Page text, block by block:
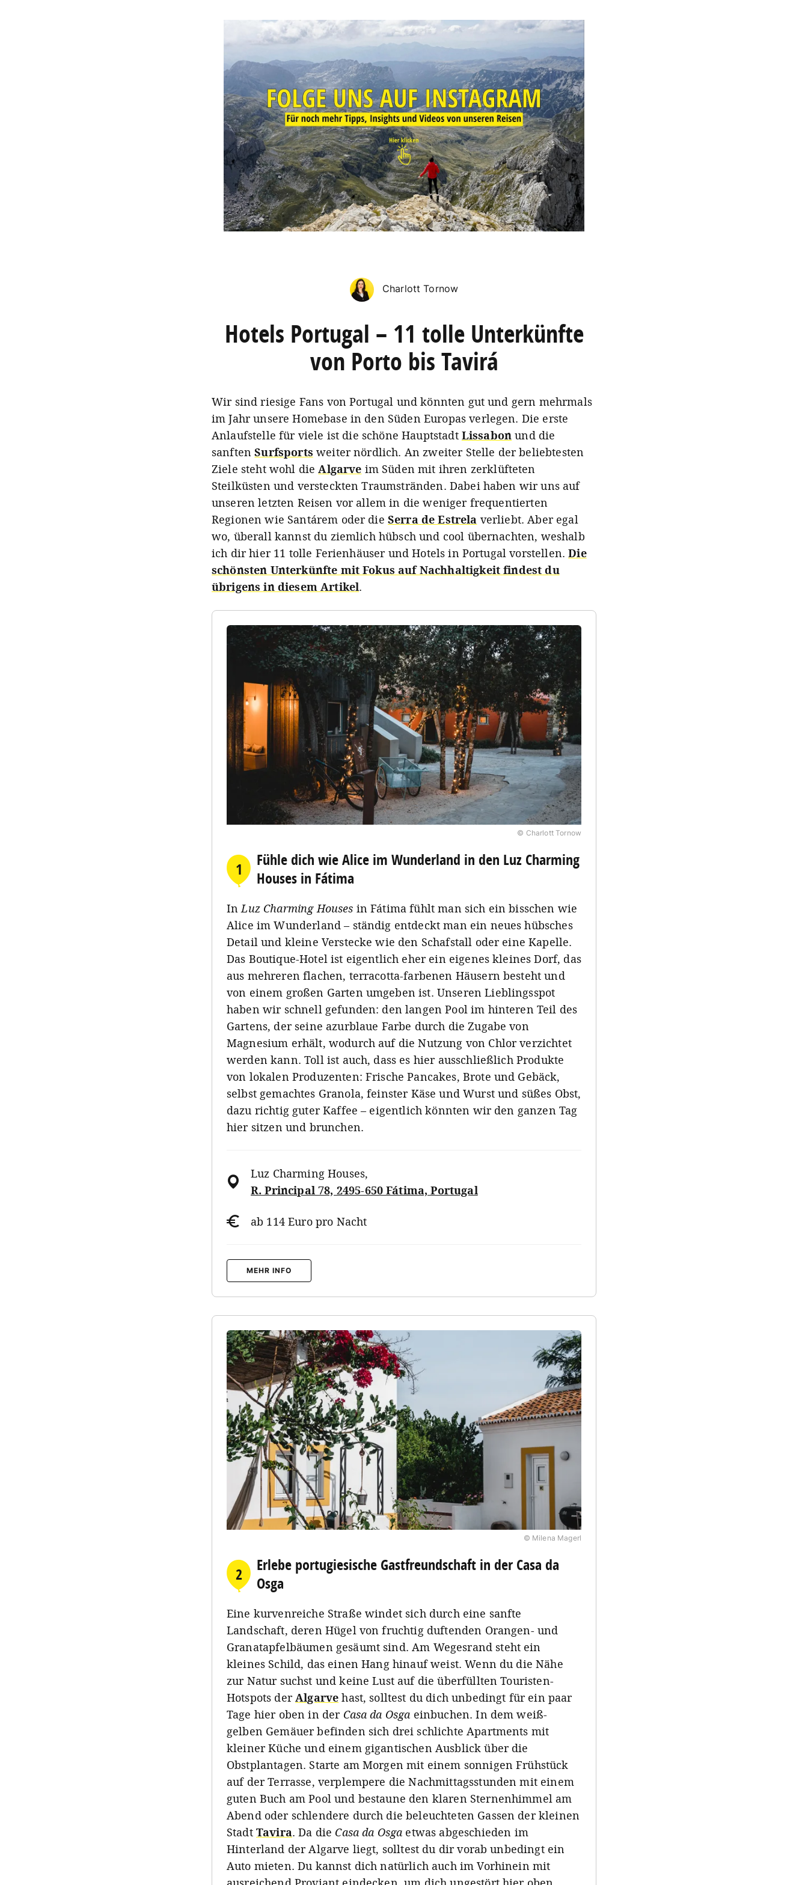
Charlott Tornow
Hotels Portugal – 11 tolle Unterkünfte
von Porto bis Tavirá
Wir sind riesige Fans von Portugal und könnten gut und gern mehrmals
im Jahr unsere Homebase in den Süden Europas verlegen. Die erste
Anlaufstelle für viele ist die schöne Hauptstadt Lissabon und die
sanftenSurfsports weiter nördlich. An zweiter Stelle der beliebtesten
Ziele steht wohl dieAlgarve im Süden mit ihren zerklüfteten
Steilküsten und versteckten Traumstränden. Dabei haben wir uns auf
unseren letzten Reisen vor allem in die weniger frequentierten
Regionen wie Santárem oder die Serra de Estrela verliebt. Aber egal
wo, überall kannst du ziemlich hübsch und cool übernachten, weshalb
ich dir hier 11 tolle Ferienhäuser und Hotels in Portugal vorstellen.Die
schönsten Unterkünfte mit Fokus auf Nachhaltigkeit findest du
übrigens in diesem Artikel.
© Charlott Tornow
1
Fühle dich wie Alice im Wunderland in den Luz Charming
Houses in Fátima
InLuz Charming Houses in Fátima fühlt man sich ein bisschen wie
Alice im Wunderland – ständig entdeckt man ein neues hübsches
Detail und kleine Verstecke wie den Schafstall oder eine Kapelle.
Das Boutique-Hotel ist eigentlich eher ein eigenes kleines Dorf, das
aus mehreren flachen, terracotta-farbenen Häusern besteht und
von einem großen Garten umgeben ist. Unseren Lieblingsspot
haben wir schnell gefunden: den langen Pool im hinteren Teil des
Gartens, der seine azurblaue Farbe durch die Zugabe von
Magnesium erhält, wodurch auf die Nutzung von Chlor verzichtet
werden kann. Toll ist auch, dass es hier ausschließlich Produkte
von lokalen Produzenten: Frische Pancakes, Brote und Gebäck,
selbst gemachtes Granola, feinster Käse und Wurst und süßes Obst,
dazu richtig guter Kaffee – eigentlich könnten wir den ganzen Tag
hier sitzen und brunchen.
Luz Charming Houses,
R. Principal 78, 2495-650 Fátima, Portugal
ab 114 Euro pro Nacht
MEHR INFO
© Milena Magerl
2
Erlebe portugiesische Gastfreundschaft in der Casa da
Osga
Eine kurvenreiche Straße windet sich durch eine sanfte
Landschaft, deren Hügel von fruchtig duftenden Orangen- und
Granatapfelbäumen gesäumt sind. Am Wegesrand steht ein
kleines Schild, das einen Hang hinauf weist. Wenn du die Nähe
zur Natur suchst und keine Lust auf die überfüllten Touristen-
Hotspots derAlgarve hast, solltest du dich unbedingt für ein paar
Tage hier oben in der Casa da Osga einbuchen. In dem weiß-
gelben Gemäuer befinden sich drei schlichte Apartments mit
kleiner Küche und einem gigantischen Ausblick über die
Obstplantagen. Starte am Morgen mit einem sonnigen Frühstück
auf der Terrasse, verplempere die Nachmittagsstunden mit einem
guten Buch am Pool und bestaune den klaren Sternenhimmel am
Abend oder schlendere durch die beleuchteten Gassen der kleinen
Stadt Tavira. Da die Casa da Osga etwas abgeschieden im
Hinterland der Algarve liegt, solltest du dir vorab unbedingt ein
Auto mieten. Du kannst dich natürlich auch im Vorhinein mit